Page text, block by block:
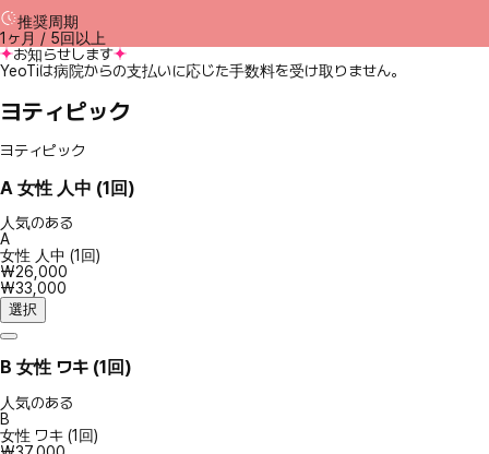
推奨周期
1ヶ月 / 5回以上
お知らせします
YeoTiは病院からの支払いに応じた手数料を受け取りません。
ヨティピック
ヨティピック
A 女性 人中 (1回)
人気のある
A
女性 人中 (1回)
₩26,000
₩33,000
選択
B 女性 ワキ (1回)
人気のある
B
女性 ワキ (1回)